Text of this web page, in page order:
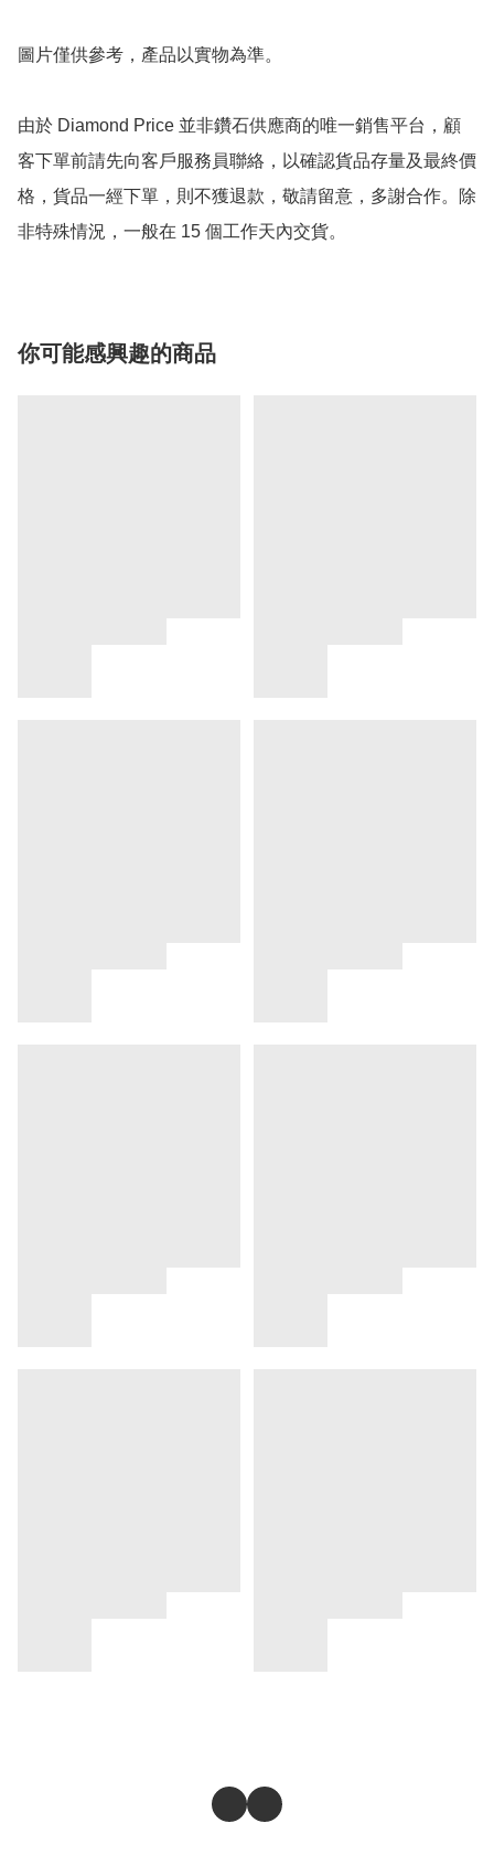
圖片僅供參考，產品以實物為準。
由於 Diamond Price 並非鑽石供應商的唯一銷售平台，顧
客下單前請先向客戶服務員聯絡，以確認貨品存量及最終價
格，貨品一經下單，則不獲退款，敬請留意，多謝合作。除
非特殊情況，一般在 15 個工作天內交貨。
你可能感興趣的商品